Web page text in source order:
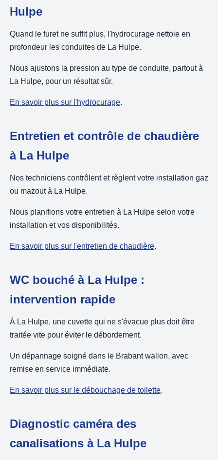
Hulpe
Quand le furet ne suffit plus, l'hydrocurage nettoie en
profondeur les conduites de La Hulpe.
Nous ajustons la pression au type de conduite, partout à
La Hulpe, pour un résultat sûr.
En savoir plus sur l'hydrocurage.
Entretien et contrôle de chaudière
à La Hulpe
Nos techniciens contrôlent et règlent votre installation gaz
ou mazout à La Hulpe.
Nous planifions votre entretien à La Hulpe selon votre
installation et vos disponibilités.
En savoir plus sur l'entretien de chaudière.
WC bouché à La Hulpe :
intervention rapide
À La Hulpe, une cuvette qui ne s'évacue plus doit être
traitée vite pour éviter le débordement.
Un dépannage soigné dans le Brabant wallon, avec
remise en service immédiate.
En savoir plus sur le débouchage de toilette.
Diagnostic caméra des
canalisations à La Hulpe